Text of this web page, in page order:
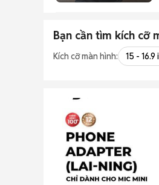
Bạn cần tìm kích cỡ
Kích cỡ màn hình: 15 - 16.9